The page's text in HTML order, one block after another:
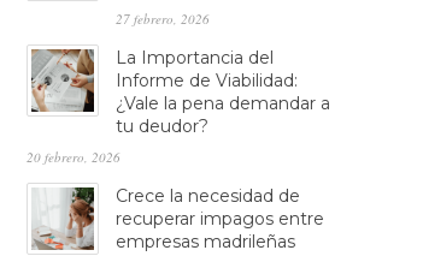
27 febrero, 2026
La Importancia del
Informe de Viabilidad:
¿Vale la pena demandar a
tu deudor?
20 febrero, 2026
Crece la necesidad de
recuperar impagos entre
empresas madrileñas